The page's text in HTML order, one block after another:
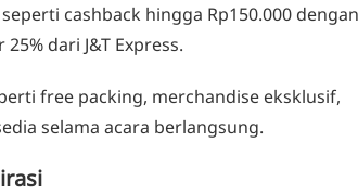
cashback hingga Rp150.000 dengan
dari J&T Express.
free packing, merchandise eksklusif,
selama acara berlangsung.